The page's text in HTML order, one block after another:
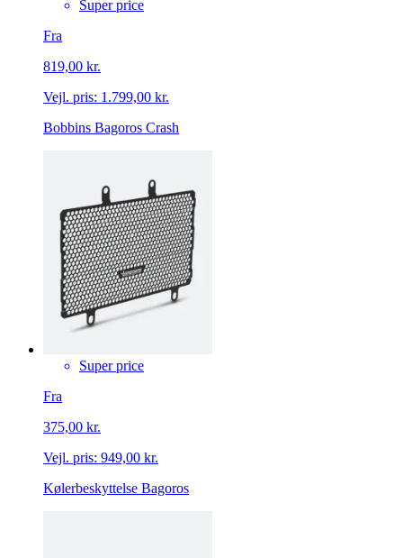
Super price
Fra
819,00 kr.
Vejl. pris: 1.799,00 kr.
Bobbins Bagoros Crash
Super price
Fra
375,00 kr.
Vejl. pris: 949,00 kr.
Kølerbeskyttelse Bagoros